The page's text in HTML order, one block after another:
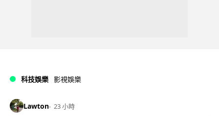
科技娛樂 影視娛樂
Lawton 23 小時